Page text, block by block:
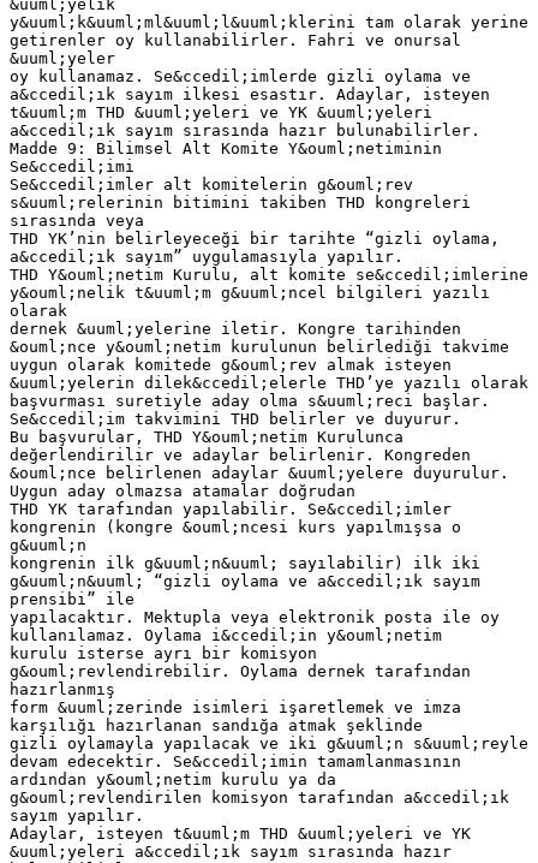
&uuml;yelik
y&uuml;k&uuml;ml&uuml;l&uuml;klerini tam olarak yerine
getirenler oy kullanabilirler. Fahri ve onursal
&uuml;yeler
oy kullanamaz. Se&ccedil;imlerde gizli oylama ve
a&ccedil;ık sayım ilkesi esastır. Adaylar, isteyen
t&uuml;m THD &uuml;yeleri ve YK &uuml;yeleri
a&ccedil;ık sayım sırasında hazır bulunabilirler.
Madde 9: Bilimsel Alt Komite Y&ouml;netiminin
Se&ccedil;imi
Se&ccedil;imler alt komitelerin g&ouml;rev
s&uuml;relerinin bitimini takiben THD kongreleri
sırasında veya
THD YK’nin belirleyeceği bir tarihte “gizli oylama,
a&ccedil;ık sayım” uygulamasıyla yapılır.
THD Y&ouml;netim Kurulu, alt komite se&ccedil;imlerine
y&ouml;nelik t&uuml;m g&uuml;ncel bilgileri yazılı
olarak
dernek &uuml;yelerine iletir. Kongre tarihinden
&ouml;nce y&ouml;netim kurulunun belirlediği takvime
uygun olarak komitede g&ouml;rev almak isteyen
&uuml;yelerin dilek&ccedil;elerle THD’ye yazılı olarak
başvurması suretiyle aday olma s&uuml;reci başlar.
Se&ccedil;im takvimini THD belirler ve duyurur.
Bu başvurular, THD Y&ouml;netim Kurulunca
değerlendirilir ve adaylar belirlenir. Kongreden
&ouml;nce belirlenen adaylar &uuml;yelere duyurulur.
Uygun aday olmazsa atamalar doğrudan
THD YK tarafından yapılabilir. Se&ccedil;imler
kongrenin (kongre &ouml;ncesi kurs yapılmışsa o
g&uuml;n
kongrenin ilk g&uuml;n&uuml; sayılabilir) ilk iki
g&uuml;n&uuml; “gizli oylama ve a&ccedil;ık sayım
prensibi” ile
yapılacaktır. Mektupla veya elektronik posta ile oy
kullanılamaz. Oylama i&ccedil;in y&ouml;netim
kurulu isterse ayrı bir komisyon
g&ouml;revlendirebilir. Oylama dernek tarafından
hazırlanmış
form &uuml;zerinde isimleri işaretlemek ve imza
karşılığı hazırlanan sandığa atmak şeklinde
gizli oylamayla yapılacak ve iki g&uuml;n s&uuml;reyle
devam edecektir. Se&ccedil;imin tamamlanmasının
ardından y&ouml;netim kurulu ya da
g&ouml;revlendirilen komisyon tarafından a&ccedil;ık
sayım yapılır.
Adaylar, isteyen t&uuml;m THD &uuml;yeleri ve YK
&uuml;yeleri a&ccedil;ık sayım sırasında hazır